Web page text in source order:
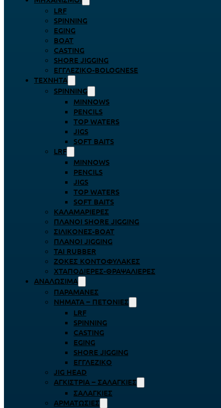
LRF
SPINNING
EGING
BOAT
CASTING
SHORE JIGGING
ΕΓΓΛΈΖΙΚΟ-BOLOGNESE
ΤΕΧΝΗΤΆ
SPINNING
MINNOWS
PENCILS
TOP WATERS
JIGS
SOFT BAITS
LRF
MINNOWS
PENCILS
JIGS
TOP WATERS
SOFT BAITS
ΚΑΛΑΜΑΡΙΈΡΕΣ
ΠΛΆΝΟΙ SHORE JIGGING
ΣΙΛΙΚΌΝΕΣ-BOAT
ΠΛΆΝΟΙ JIGGING
TAI RUBBER
ΖΌΚΕΣ ΚΟΝΤΟΦΎΛΑΚΕΣ
ΧΤΑΠΟΔΙΈΡΕΣ-ΘΡΑΨΑΛΙΈΡΕΣ
ΑΝΑΛΏΣΙΜΑ
ΠΑΡΑΜΆΝΕΣ
ΝΉΜΑΤΑ – ΠΕΤΟΝΙΈΣ
LRF
SPINNING
CASTING
EGING
SHORE JIGGING
ΕΓΓΛΈΖΙΚΟ
JIG HEAD
ΑΓΚΊΣΤΡΙΑ – ΣΑΛΑΓΚΙΈΣ
ΣΑΛΑΓΚΙΈΣ
ΑΡΜΑΤΩΣΙΈΣ